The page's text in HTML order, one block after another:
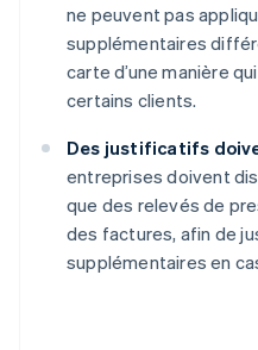
ne peuvent pas
supplémentaires
carte d’une manière
certains clients.
Des justificatifs
entreprises doivent
que des relevés de
des factures, afin de
supplémentaires en